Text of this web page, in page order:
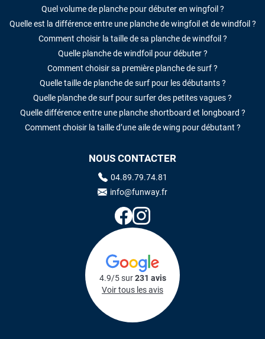
Quel volume de planche pour débuter en wingfoil ?
Quelle est la différence entre une planche de wingfoil et de windfoil ?
Comment choisir la taille de sa planche de windfoil ?
Quelle planche de windfoil pour débuter ?
Comment choisir sa première planche de surf ?
Quelle taille de planche de surf pour les débutants ?
Quelle planche de surf pour surfer des petites vagues ?
Quelle différence entre une planche shortboard et longboard ?
Comment choisir la taille d’une aile de wing pour débutant ?
NOUS CONTACTER
04.89.79.74.81
info@funway.fr
4.9/5 sur231 avis
Voir tous les avis